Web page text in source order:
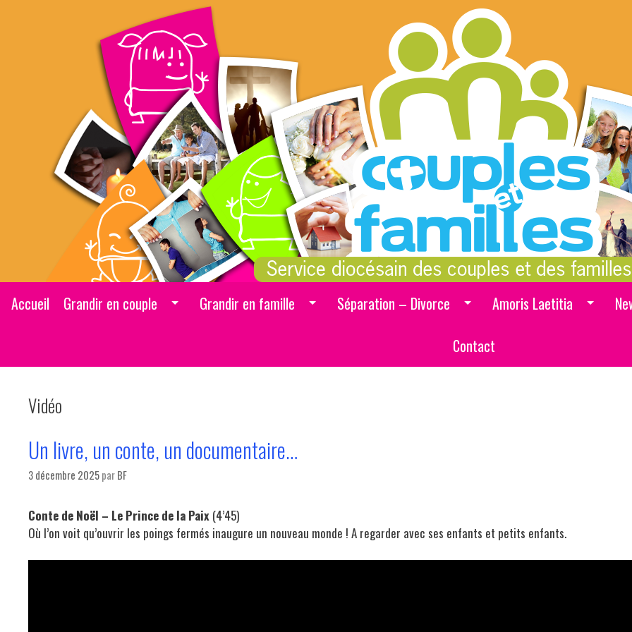
Accueil Grandir en couple Grandir en famille Séparation – Divorce Amoris Laetitia
Contact
Vidéo
Un livre, un conte, un documentaire…
3 décembre 2025parBF
Conte de Noël – Le Prince de la Paix (4’45)
Où l’on voit qu’ouvrir les poings fermés inaugure un nouveau monde ! A regarder avec ses enfants et petits enfants.